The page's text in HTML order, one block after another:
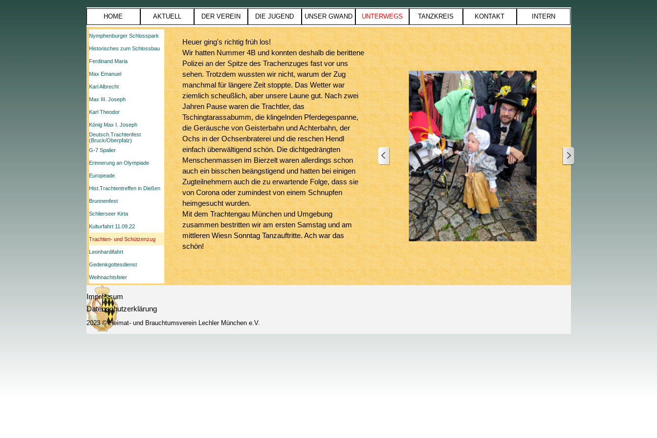
Menü überspringen
HOME AKTUELL ▼
DER VEREIN ▼
DIE JUGEND ▼
UNSER GWAND ▼
UNTERWEGS ▼
TANZKREIS ▼
KONTAKT INTERN
Menü überspringen
Nymphenburger Schlosspark
Historisches zum Schlossbau
Ferdinand Maria
Max Emanuel
Karl Albrecht
Max III. Joseph
Karl Theodor
König Max I. Joseph
Deutsch.Trachtenfest
(Bruck/Oberpfalz)
G-7 Spalier
Erinnerung an Olympiade
Europeade
Hist.Trachtentreffen in Dießen
Brunnenfest
Schlierseer Kirta
Kulturfahrt 11.09.22
Trachten- und Schützenzug
Leonhardifahrt
Gedenkgottesdienst
Weihnachtsfeier
Heuer ging's richtig früh los!
Wir hatten Nummer 4B und konnten deshalb die berittene
Polizei an der Spitze des Trachenzuges fast vor uns
sehen. Trotzdem wussten wir nicht, warum der Zug
manchmal für längere Zeit stoppte. Das Wetter war
ziemlich scheußlich, aber unsere Laune gut. Nach zwei
Jahren Pause waren die Trachtler, das
Tschingtarassabumm, die klingelnden Pferdegespanne,
die Geräusche von Geisterbahn und Achterbahn, der
Ochs in der Ochsenbraterei und die reschen Hendl
einfach überwältigend schön. Die dichtgedrängten
Menschenmassen im Bierzelt waren allerdings schon
auch ein bisschen beängstigend und hatten bei einigen
Zugteilnehmern auch die zu erwartende Folge, dass sie
von Corona oder zumindest von einem Schnupfen
heimgesucht wurden.
Mit dem Trachtengau München und Umgebung
zusammen bestritten wir am ersten Samstag und am
mittleren Wiesn Sonntag Tanzauftritte. Ach war das
schön!
2023 © Heimat- und Brauchtumsverein Lechler München e.V.
Impressum
Datenschutzerklärung